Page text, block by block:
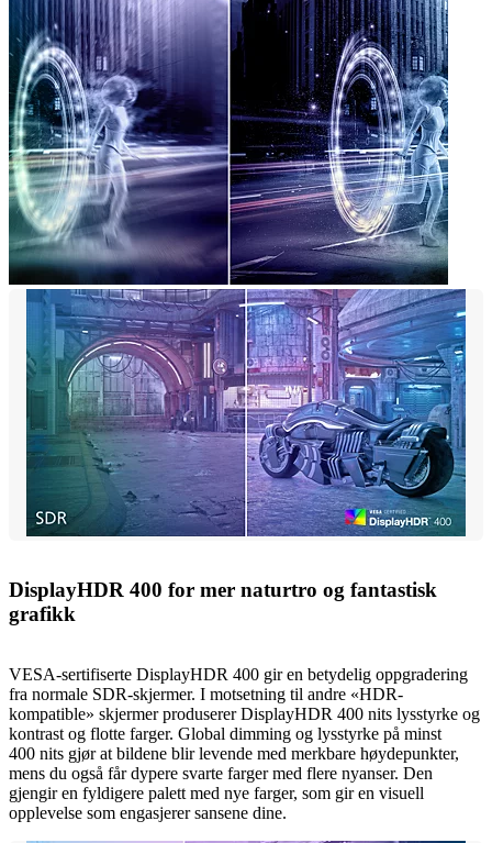
DisplayHDR 400 for mer naturtro og fantastisk
grafikk
VESA-sertifiserte DisplayHDR 400 gir en betydelig oppgradering
fra normale SDR-skjermer. I motsetning til andre «HDR-
kompatible» skjermer produserer DisplayHDR 400 nits lysstyrke og
kontrast og flotte farger. Global dimming og lysstyrke på minst
400 nits gjør at bildene blir levende med merkbare høydepunkter,
mens du også får dypere svarte farger med flere nyanser. Den
gjengir en fyldigere palett med nye farger, som gir en visuell
opplevelse som engasjerer sansene dine.